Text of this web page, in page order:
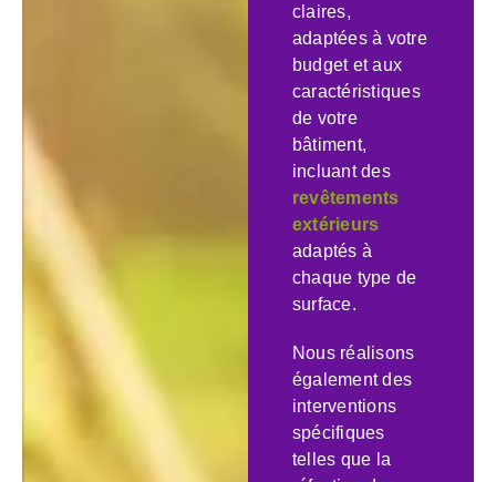
claires,
adaptées à votre
budget et aux
caractéristiques
de votre
bâtiment,
incluant des
revêtements
extérieurs
adaptés à
chaque type de
surface.
Nous réalisons
également des
interventions
spécifiques
telles que la